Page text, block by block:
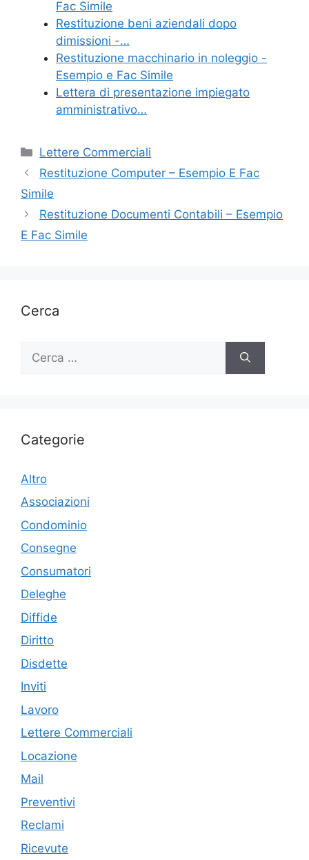
o
k
Fac Simile
Restituzione beni aziendali dopo
dimissioni​ -…
Restituzione macchinario in noleggio​ -
Esempio e Fac Simile
Lettera di presentazione impiegato
amministrativo…
Categorie
Lettere Commerciali
Restituzione Computer​ – Esempio E Fac
Simile
Restituzione Documenti Contabili​ – Esempio
E Fac Simile
Cerca
per:
Categorie
Altro
Associazioni
Condominio
Consegne
Consumatori
Deleghe
Diffide
Diritto
Disdette
Inviti
Lavoro
Lettere Commerciali
Locazione
Mail
Preventivi
Reclami
Ricevute